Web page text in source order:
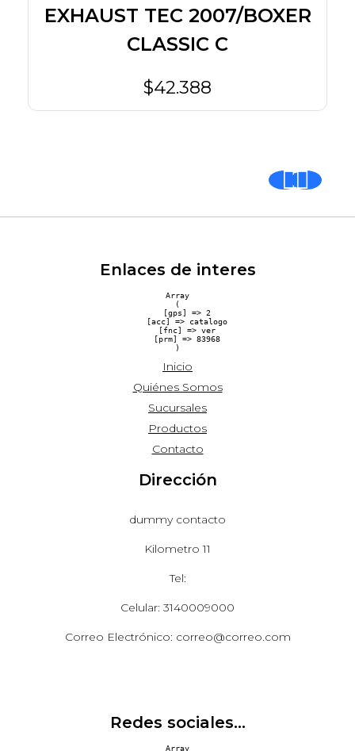
EXHAUST TEC 2007/BOXER
CLASSIC C
$42.388
Enlaces de interes
Array
(
    [gps] => 2
    [acc] => catalogo
    [fnc] => ver
    [prm] => 83968
Inicio
Quiénes Somos
Sucursales
Productos
Contacto
Dirección
dummy contacto
Kilometro 11
Tel:
Celular: 3140009000
Correo Electrónico: correo@correo.com
Redes sociales...
Array